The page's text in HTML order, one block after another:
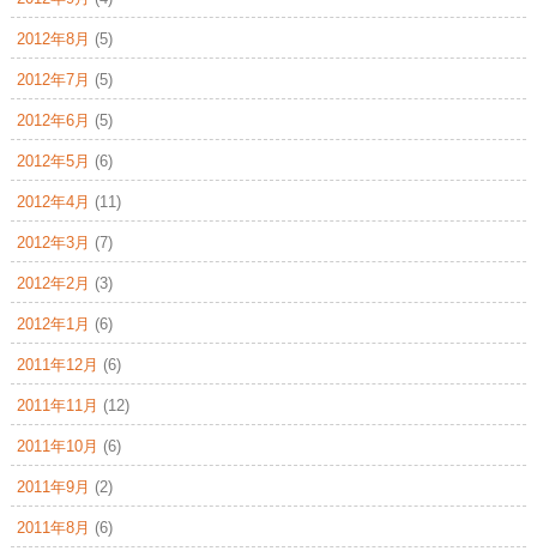
2012年8月 (5)
2012年7月 (5)
2012年6月 (5)
2012年5月 (6)
2012年4月 (11)
2012年3月 (7)
2012年2月 (3)
2012年1月 (6)
2011年12月 (6)
2011年11月 (12)
2011年10月 (6)
2011年9月 (2)
2011年8月 (6)